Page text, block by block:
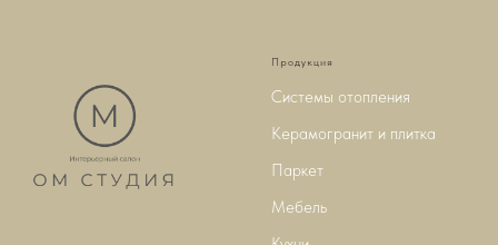
Продукция
Системы отопления
Керамогранит и плитка
Паркет
Мебель